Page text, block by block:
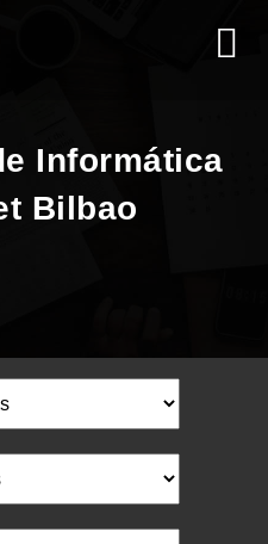
Informática
Bilbao